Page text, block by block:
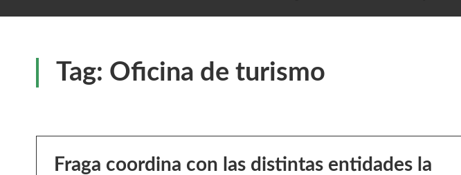
Tag: Oficina de turismo
Fraga coordina con las distintas entidades la